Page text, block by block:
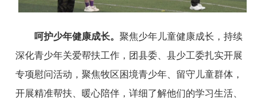
呵护少年健康成长。聚焦少年儿童健康成长，持续
深化青少年关爱帮扶工作，团县委、县少工委扎实开展
专项慰问活动，聚焦牧区困境青少年、留守儿童群体，
开展精准帮扶、暖心陪伴，详细了解他们的学习生活、